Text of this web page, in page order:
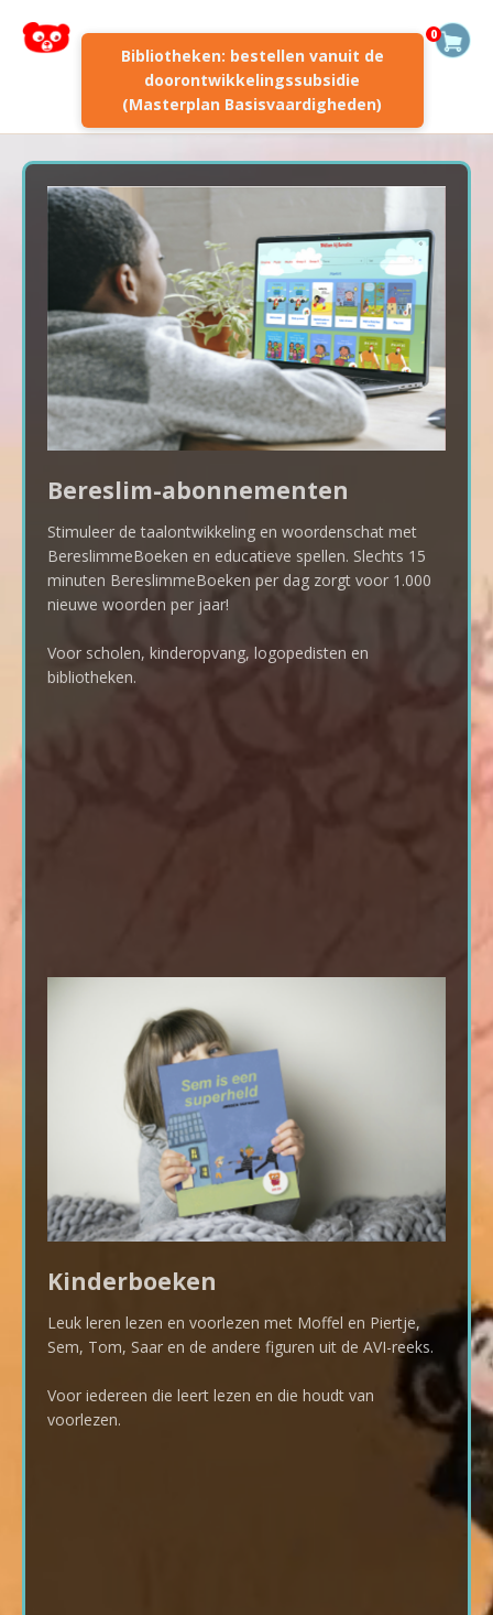
Bibliotheken: bestellen vanuit de
doorontwikkelingssubsidie
(Masterplan Basisvaardigheden)
0
Bereslim-abonnementen
Stimuleer de taalontwikkeling en woordenschat met
BereslimmeBoeken en educatieve spellen. Slechts 15
minuten BereslimmeBoeken per dag zorgt voor 1.000
nieuwe woorden per jaar!
Voor scholen, kinderopvang, logopedisten en
bibliotheken.
Kinderboeken
Leuk leren lezen en voorlezen met Moffel en Piertje,
Sem, Tom, Saar en de andere figuren uit de AVI-reeks.
Voor iedereen die leert lezen en die houdt van
voorlezen.